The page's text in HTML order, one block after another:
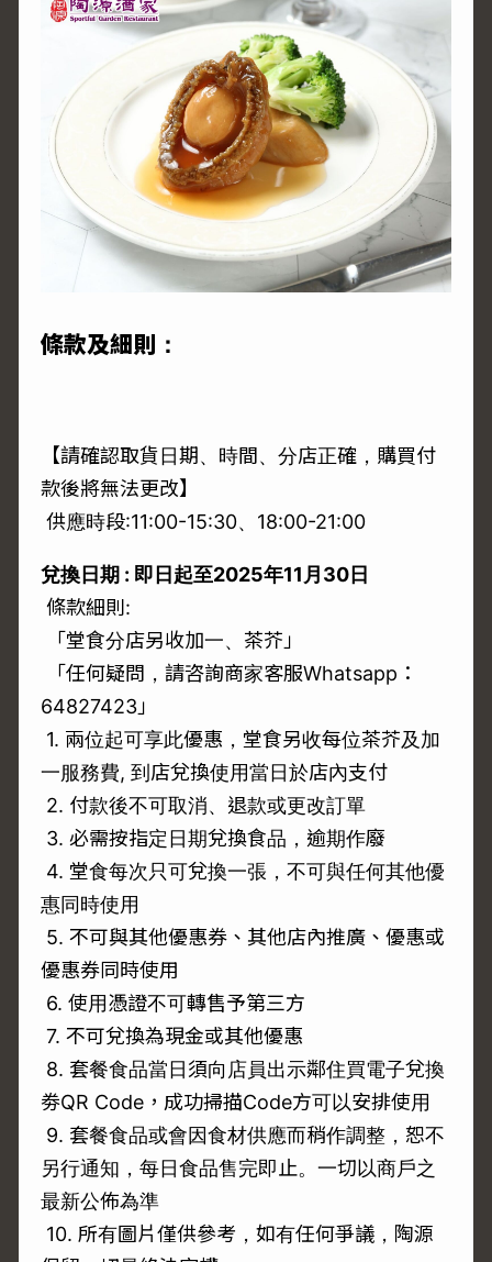
條款及細則：
【請確認取貨日期、時間、分店正確，購買付
款後將無法更改】
供應時段:11:00-15:30、18:00-21:00
兌換日期 : 即日起至2025年11月30日
條款細則:
「堂食分店另收加一、茶芥」
「任何疑問，請咨詢商家客服Whatsapp：
64827423」
1. 兩位起可享此優惠，堂食另收每位茶芥及加
一服務費, 到店兌換使用當日於店內支付
2. 付款後不可取消、退款或更改訂單
3. 必需按指定日期兌換食品，逾期作廢
4. 堂食每次只可兌換一張，不可與任何其他優
惠同時使用
5. 不可與其他優惠券、其他店內推廣、優惠或
優惠券同時使用
6. 使用憑證不可轉售予第三方
7. 不可兌換為現金或其他優惠
8. 套餐食品當日須向店員出示鄰住買電子兌換
劵QR Code，成功掃描Code方可以安排使用
9. 套餐食品或會因食材供應而稍作調整，恕不
另行通知，每日食品售完即止。一切以商戶之
最新公佈為準
10. 所有圖片僅供參考，如有任何爭議，陶源